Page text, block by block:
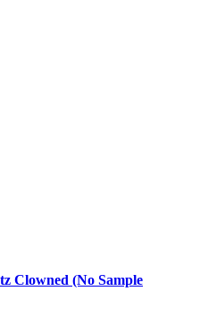
Clowned (No Sample